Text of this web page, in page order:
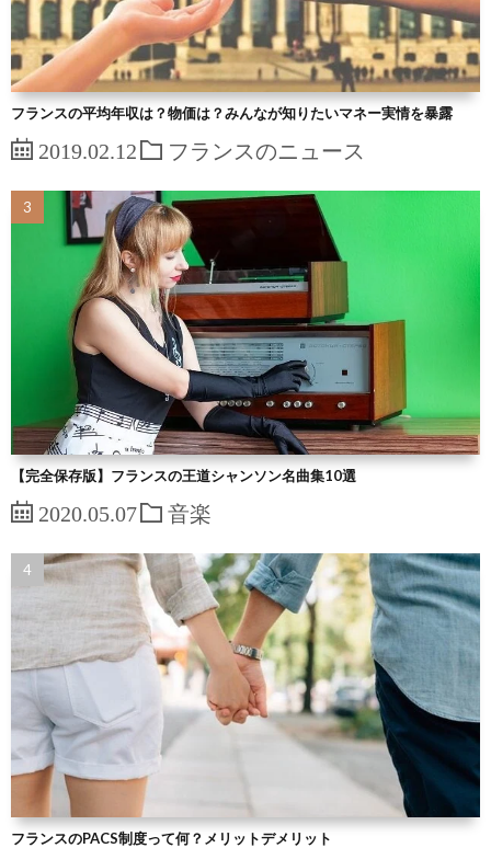
フランスの平均年収は？物価は？みんなが知りたいマネー実情を暴露
2019.02.12 フランスのニュース
【完全保存版】フランスの王道シャンソン名曲集10選
2020.05.07 音楽
フランスのPACS制度って何？メリットデメリット